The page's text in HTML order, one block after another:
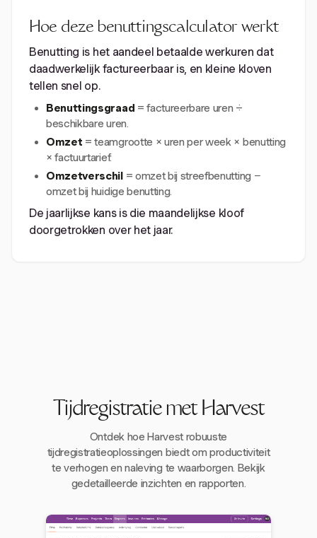
Hoe deze benuttingscalculator werkt
Benutting is het aandeel betaalde werkuren dat
daadwerkelijk factureerbaar is, en kleine kloven
tellen snel op.
Benuttingsgraad = factureerbare uren ÷
beschikbare uren.
Omzet = teamgrootte × uren per week × benutting
× factuurtarief.
Omzetverschil= omzet bij streefbenutting −
omzet bij huidige benutting.
De jaarlijkse kans is die maandelijkse kloof
doorgetrokken over het jaar.
Tijdregistratie met Harvest
Ontdek hoe Harvest robuuste
tijdregistratieoplossingen biedt om productiviteit
te verhogen en naleving te waarborgen. Bekijk
gedetailleerde inzichten en rapporten.